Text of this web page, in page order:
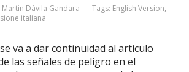
Martin Dávila Gandara Tags: English Version,
italiana
va a dar continuidad al artículo
las señales de peligro en el